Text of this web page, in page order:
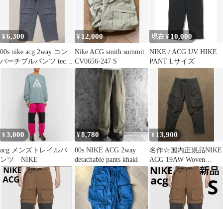
¥6,300
00s nike acg 2way コン
バーチブルパンツ tech
アウトドア
¥ 12,000
Nike ACG smith summit
CV0656-247 S
現在 ¥ 10,000
NIKE / ACG UV HIKE
PANT Lサイズ
¥3,000
acg メンズトレイルパ
ンツ NIKE
¥8,780
00s NIKE ACG 2way
detachable pants khaki
¥ 13,900
名作☆国内正規品NIKE
ACG 19AW Woven
Cargo Pants